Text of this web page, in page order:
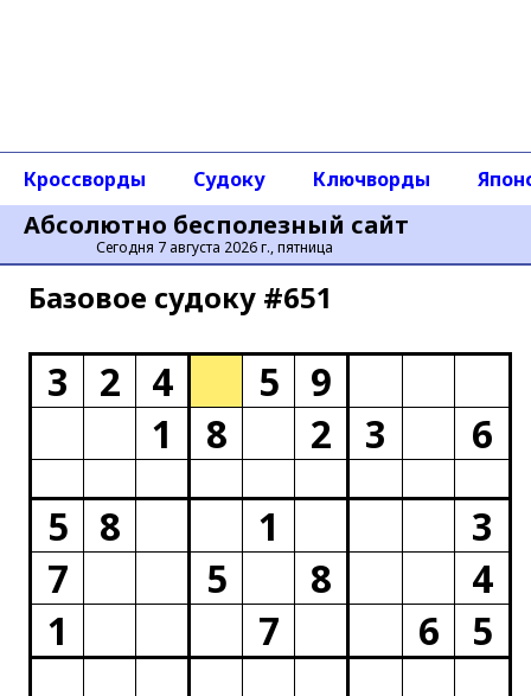
Абсолютно бесполезный сайт
Сегодня 7 августа 2026 г., пятница
Кроссворды Судоку Ключворды
Базовое cудоку #651
3 2 4 5
9
1
8 2 3
6
5
8 1
3
7
5 8
4
1
7 6
5